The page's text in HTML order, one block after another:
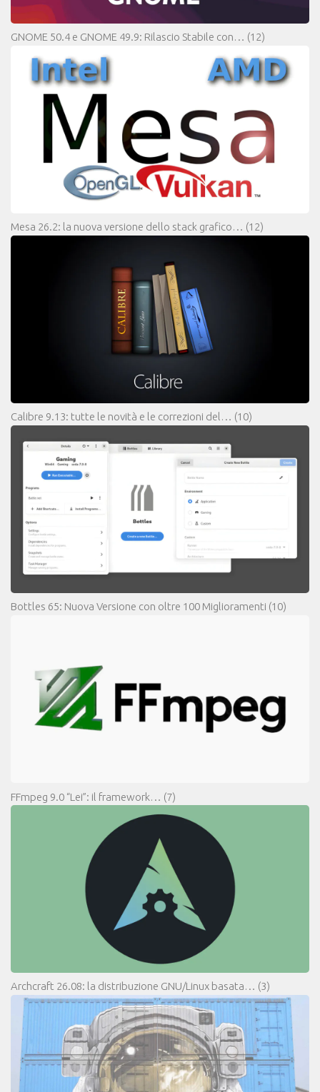
GNOME 50.4 e GNOME 49.9: Rilascio Stabile con… (12)
Mesa 26.2: la nuova versione dello stack grafico… (12)
Calibre 9.13: tutte le novità e le correzioni del… (10)
Bottles 65: Nuova Versione con oltre 100 Miglioramenti (10)
FFmpeg 9.0 “Lei”: il framework… (7)
Archcraft 26.08: la distribuzione GNU/Linux basata… (3)